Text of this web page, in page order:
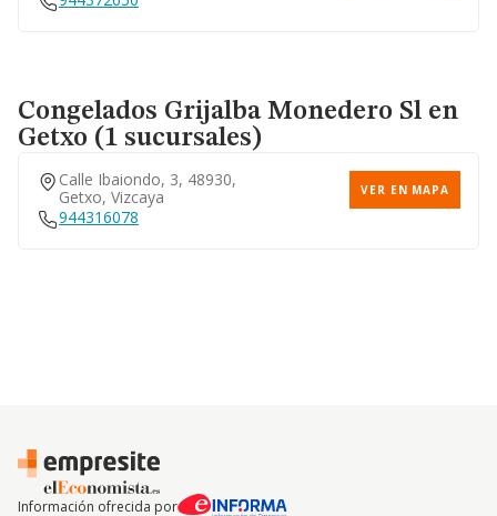
Congelados Grijalba Monedero Sl en
Getxo (1 sucursales)
Calle Ibaiondo, 3, 48930,
Getxo, Vizcaya
VER EN MAPA
944316078
Información ofrecida por